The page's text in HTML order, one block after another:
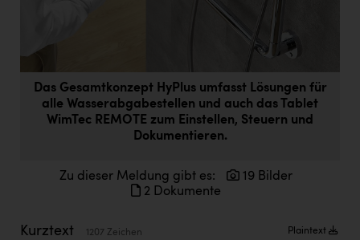
everfield
Firmenradl
Das Gesamtkonzept HyPlus umfasst Lösungen für
alle Wasserabgabestellen und auch das Tablet
WimTec REMOTE zum Einstellen, Steuern und
Dokumentieren.
Zu dieser Meldung gibt es:
19 Bilder
2 Dokumente
Kurztext 1207 Zeichen Plaintext